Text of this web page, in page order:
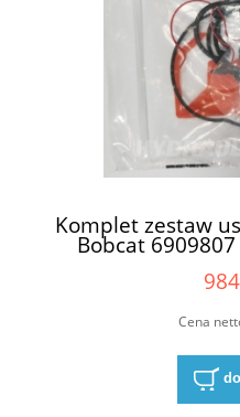
Komplet zestaw
Bobcat
Cena